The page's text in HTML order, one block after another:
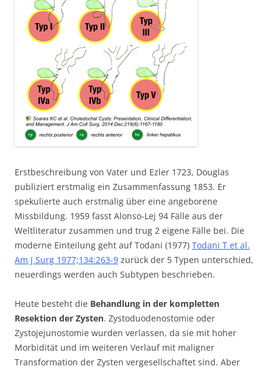
Erstbeschreibung von Vater und Ezler 1723, Douglas
publiziert erstmalig ein Zusammenfassung 1853. Er
spekulierte auch erstmalig über eine angeborene
Missbildung. 1959 fasst Alonso-Lej 94 Fälle aus der
Weltliteratur zusammen und trug 2 eigene Fälle bei. Die
moderne Einteilung geht auf Todani (1977) Todani T et al.
Am J Surg 1977;134:263-9 zurück der 5 Typen unterschied,
neuerdings werden auch Subtypen beschrieben.
Heute besteht die Behandlung in der kompletten
Resektion der Zysten. Zystoduodenostomie oder
Zystojejunostomie wurden verlassen, da sie mit hoher
Morbidität und im weiteren Verlauf mit maligner
Transformation der Zysten vergesellschaftet sind. Aber